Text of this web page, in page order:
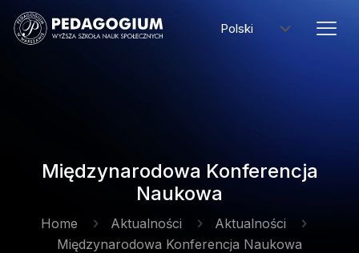
Międzynarodowa Konferencja
Naukowa
Home Aktualności
Aktualności
Międzynarodowa Konferencja Naukowa